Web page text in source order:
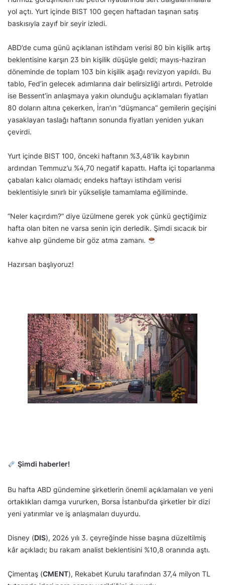
yol açtı. Yurt içinde BIST 100 geçen haftadan taşınan satış
baskısıyla zayıf bir seyir izledi.
ABD’de cuma günü açıklanan istihdam verisi 80 bin kişilik artış
beklentisine karşın 23 bin kişilik düşüşle geldi; mayıs-haziran
döneminde de toplam 103 bin kişilik aşağı revizyon yapıldı. Bu
tablo, Fed’in gelecek adımlarına dair belirsizliği artırdı. Petrolde
ise Bessent’in anlaşmaya yakın olunduğu açıklamaları fiyatları
80 doların altına çekerken, İran’ın “düşmanca” gemilerin geçişini
yasaklayan taslağı haftanın sonunda fiyatları yeniden yukarı
çevirdi.
Yurt içinde BIST 100, önceki haftanın %3,48’lik kaybının
ardından Temmuz’u %4,70 negatif kapattı. Hafta içi toparlanma
çabaları kalıcı olamadı; endeks haftayı istihdam verisi
beklentisiyle sınırlı bir yükselişle tamamlama eğiliminde.
“Neler kaçırdım?” diye üzülmene gerek yok çünkü geçtiğimiz
hafta olan biten ne varsa senin için derledik. Şimdi sıcacık bir
kahve alıp gündeme bir göz atma zamanı.
Hazırsan başlıyoruz!
Şimdi haberler!
Bu hafta ABD gündemine şirketlerin önemli açıklamaları ve yeni
ortaklıkları damga vururken, Borsa İstanbul’da şirketler bir dizi
yeni yatırımlar ve iş anlaşmaları duyurdu.
Disney (DIS), 2026 yılı 3. çeyreğinde hisse başına düzeltilmiş
kâr açıkladı; bu rakam analist beklentisini %10,8 oranında aştı.
Çimentaş (CMENT), Rekabet Kurulu tarafından 37,4 milyon TL